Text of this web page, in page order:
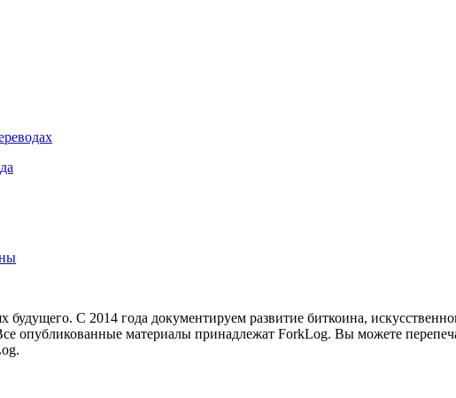
С 2014 года документируем развитие биткоина,
опубликованные материалы принадлежат ForkLog. Вы можете